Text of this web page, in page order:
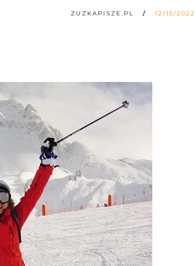
ZUZKAPISZE.PL 12/15/2022